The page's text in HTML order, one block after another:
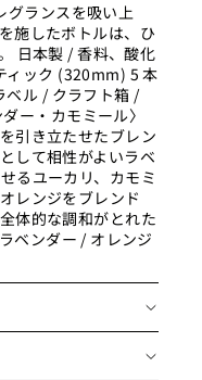
ランスを吸い上
施したボトルは、ひ
日本製 / 香料、酸化
ィック (320mm) 5 本
ベル / クラフト箱 /
ー・カモミール〉
引き立たせたブレン
して相性がよいラベ
るユーカリ、カモミ
レンジをブレンド
体的な調和がとれた
ベンダー / オレンジ